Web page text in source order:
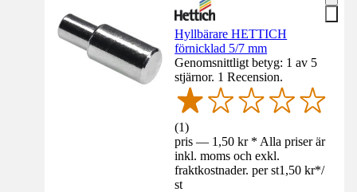
Hyllbärare HETTICH
förnicklad 5/7 mm
Genomsnittligt betyg: 1 av 5
stjärnor. 1 Recension.
(1)
pris — 1,50 kr * Alla priser är
inkl. moms och exkl.
fraktkostnader. per st1,50 kr*/
st